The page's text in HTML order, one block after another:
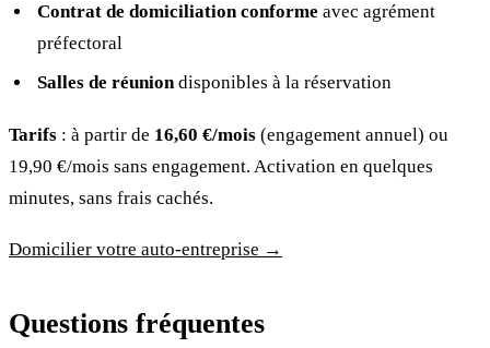
Contrat de domiciliation conforme avec agrément
préfectoral
Salles de réuniondisponibles à la réservation
Tarifs : à partir de 16,60 €/mois (engagement annuel) ou
19,90 €/mois sans engagement. Activation en quelques
minutes, sans frais cachés.
Domicilier votre auto-entreprise →
Questions fréquentes